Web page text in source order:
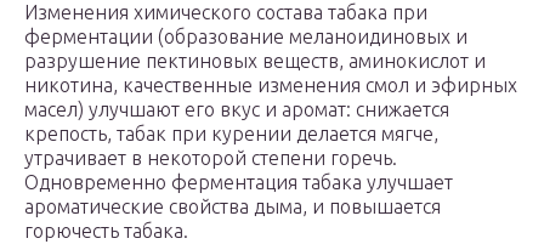
Изменения химического состава табака при
ферментации (образование меланоидиновых и
разрушение пектиновых веществ, аминокислот и
никотина, качественные изменения смол и эфирных
масел) улучшают его вкус и аромат: снижается
крепость, табак при курении делается мягче,
утрачивает в некоторой степени горечь.
Одновременно ферментация табака улучшает
ароматические свойства дыма, и повышается
горючесть табака.